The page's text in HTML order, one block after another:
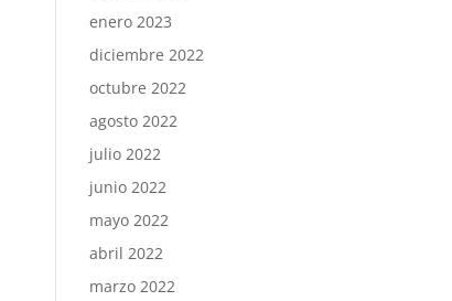
enero 2023
diciembre 2022
octubre 2022
agosto 2022
julio 2022
junio 2022
mayo 2022
abril 2022
marzo 2022